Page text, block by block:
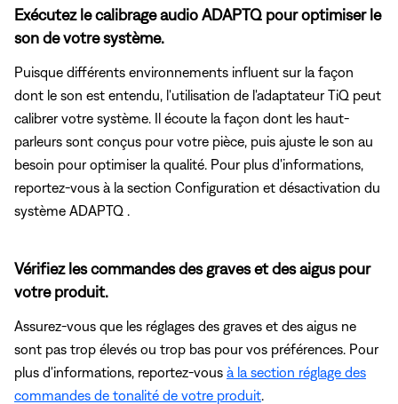
Exécutez le calibrage audio ADAPTQ pour optimiser le
son de votre système.
Puisque différents environnements influent sur la façon
dont le son est entendu, l'utilisation de l'adaptateur TiQ peut
calibrer votre système. Il écoute la façon dont les haut-
parleurs sont conçus pour votre pièce, puis ajuste le son au
besoin pour optimiser la qualité. Pour plus d'informations,
reportez-vous à la section Configuration et désactivation du
système ADAPTQ .
Vérifiez les commandes des graves et des aigus pour
votre produit.
Assurez-vous que les réglages des graves et des aigus ne
sont pas trop élevés ou trop bas pour vos préférences. Pour
plus d'informations, reportez-vous à la section réglage des
commandes de tonalité de votre produit